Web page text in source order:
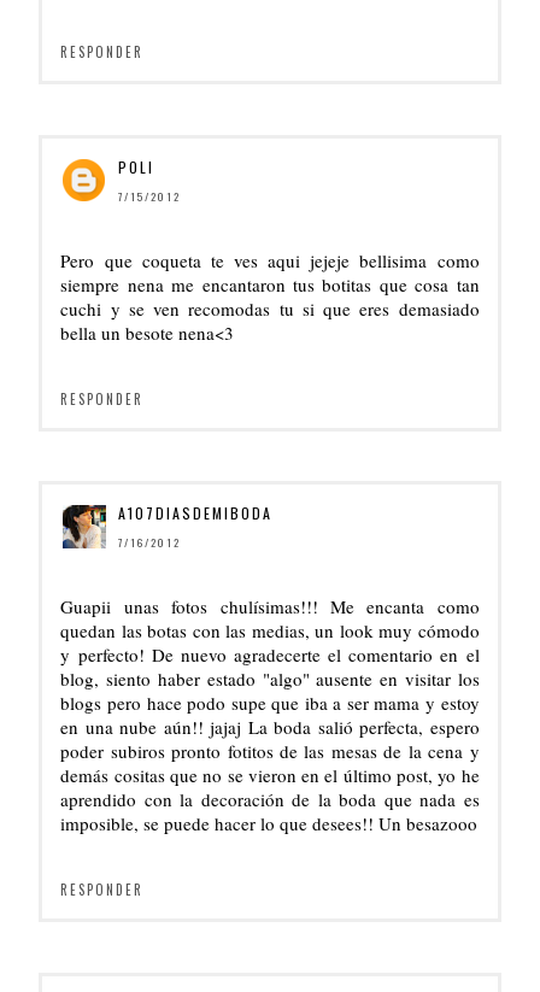
RESPONDER
POLI
7/15/2012
Pero que coqueta te ves aqui jejeje bellisima como
siempre nena me encantaron tus botitas que cosa tan
cuchi y se ven recomodas tu si que eres demasiado
bella un besote nena<3
RESPONDER
A107DIASDEMIBODA
7/16/2012
Guapii unas fotos chulísimas!!! Me encanta como
quedan las botas con las medias, un look muy cómodo
y perfecto! De nuevo agradecerte el comentario en el
blog, siento haber estado "algo" ausente en visitar los
blogs pero hace podo supe que iba a ser mama y estoy
en una nube aún!! jajaj La boda salió perfecta, espero
poder subiros pronto fotitos de las mesas de la cena y
demás cositas que no se vieron en el último post, yo he
aprendido con la decoración de la boda que nada es
imposible, se puede hacer lo que desees!! Un besazooo
RESPONDER